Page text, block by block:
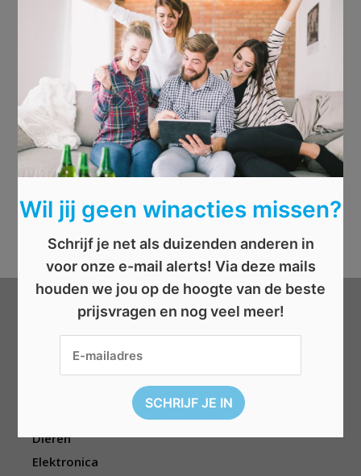
Categorieën
Dieren
Elektronica
Wil jij geen winacties missen?
Schrijf je net als duizenden anderen in
voor onze e-mail alerts! Via deze mails
houden we jou op de hoogte van de beste
prijsvragen en nog veel meer!